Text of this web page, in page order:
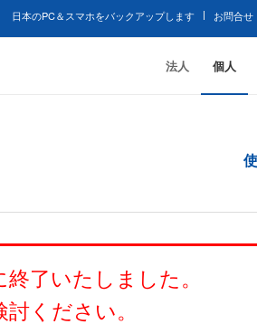
日本のPC＆スマホをバックアップします お問合せ
法人 個人
了いたしました。
討ください。